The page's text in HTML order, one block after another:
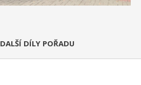
DALŠÍ DÍLY POŘADU